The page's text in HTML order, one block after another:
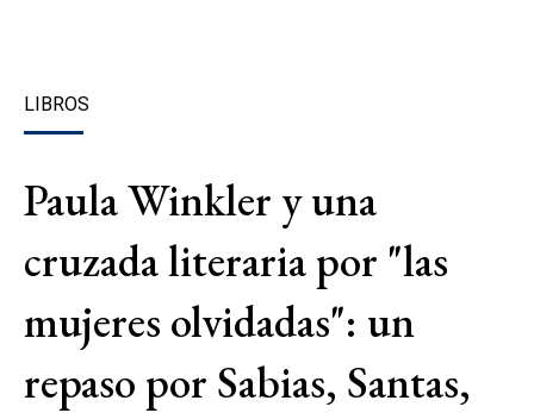
LIBROS
Paula Winkler y una
cruzada literaria por "las
mujeres olvidadas": un
repaso por Sabias, Santas,